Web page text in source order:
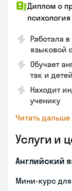
Диплом о
Работала
языковой
Обучает
так и детей
Находит
ученику
Читать дальше
Услуги и
Английский
Мини-курс